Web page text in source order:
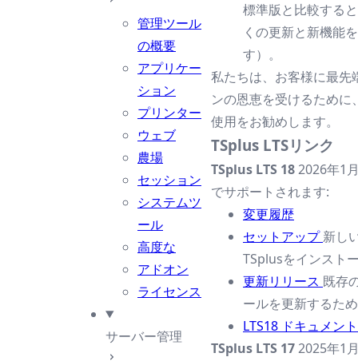
管理ツール
の概要
アプリケー
ション
プリンター
ウェブ
農場
セッション
システムツ
ール
高度な
アドオン
ライセンス
サーバー管理
標準版と比較する
くの更新と新機能
す）。
私たちは、お客様に最先
ンの恩恵を受けるために
使用をお勧めします。
TSplus LTSリンク
TSplus LTS 182026年1
でサポートされます:
変更履歴
セットアップ新し
TSplusをインスト
更新リリース 既存
ールを更新するた
LTS18 ドキュメント
TSplus LTS 172025年1